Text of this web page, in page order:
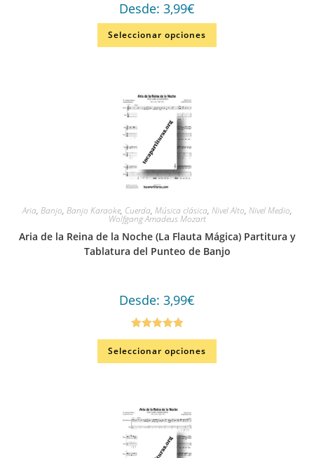
Desde: 3,99€
Seleccionar opciones
Aria, Banjo, Banjo Karaoke, Cuerda, Música clásica, Nivel Alto, Nivel Medio,
Wolfgang Amadeus Mozart
Aria de la Reina de la Noche (La Flauta Mágica) Partitura y
Tablatura del Punteo de Banjo
Desde: 3,99€
Valorado en
5.00de 5
Seleccionar opciones